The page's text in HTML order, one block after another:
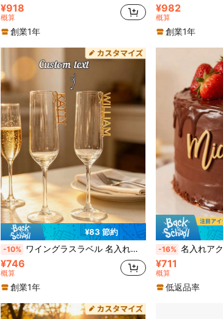
¥918
概算
創業1年
¥982
概算
創業1年
¥83 節約
-10% ワイングラスラベル 名入れ可能、ステンレス製ワイングラスタグ カスタマイズ可、レーザーカット ドリンク名タグ、アクリル製ウェディングドリンクペンダント、シャンパングラス名タグ、名入れラベル、カクテルドリンクマーカー、テーブルデコレーション、ドリンクタグ、文字、ハート、ウェディングペンダント
¥746
概算
創業1年
-16% 名入れアクリル製ケーキトッパー、カスタマイズ可能な
¥711
概算
低返品率